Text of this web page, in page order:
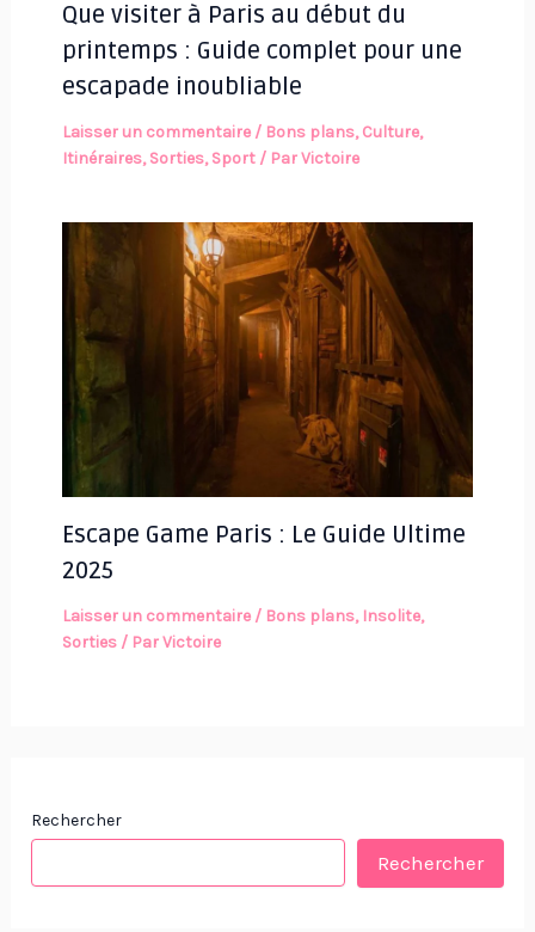
Que visiter à Paris au début du
printemps : Guide complet pour une
escapade inoubliable
Laisser un commentaire / Bons plans,Culture,
Itinéraires,Sorties,Sport/ ParVictoire
Escape Game Paris : Le Guide Ultime
2025
Laisser un commentaire / Bons plans, Insolite,
Sorties/ ParVictoire
Rechercher
Rechercher